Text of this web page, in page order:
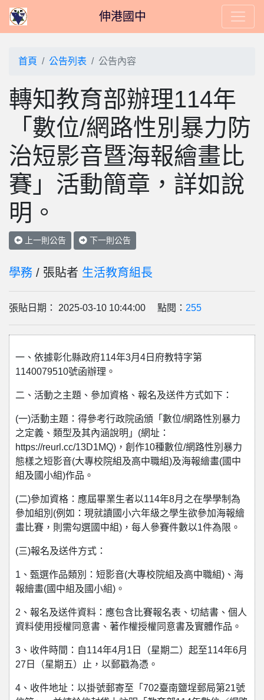
伸港國中
首頁 公告列表 公告內容
轉知教育部辦理114年
「數位/網路性別暴力防
治短影音暨海報繪畫比
賽」活動簡章，詳如說
明。
上一則公告 下一則公告
學務 / 張貼者 生活教育組長
張貼日期： 2025-03-10 10:44:00 點閱： 255
一、依據彰化縣政府114年3月4日府教特字第
1140079510號函辦理。
二、活動之主題、參加資格、報名及送件方式如下：
(一)活動主題：得參考行政院函頒「數位/網路性別暴力
之定義、類型及其內涵說明」(網址：
https://reurl.cc/13D1MQ)，創作10種數位/網路性別暴力
態樣之短影音(大專校院組及高中職組)及海報繪畫(國中
組及國小組)作品。
(二)參加資格：應屆畢業生者以114年8月之在學學制為
參加組別(例如：現就讀國小六年級之學生欲參加海報繪
畫比賽，則需勾選國中組)，每人參賽件數以1件為限。
(三)報名及送件方式：
1、甄選作品類別：短影音(大專校院組及高中職組)、海
報繪畫(國中組及國小組)。
2、報名及送件資料：應包含比賽報名表、切結書、個人
資料使用授權同意書、著作權授權同意書及實體作品。
3、收件時間：自114年4月1日（星期二）起至114年6月
27日（星期五）止，以郵戳為憑。
4、收件地址：以掛號郵寄至「702臺南鹽埕郵局第21號